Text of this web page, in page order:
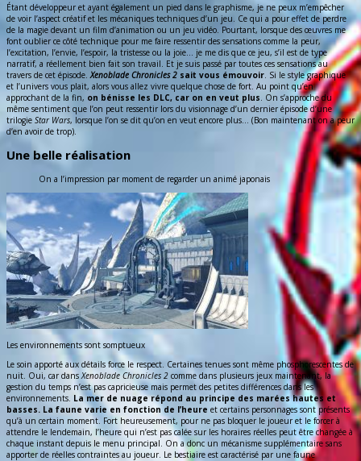
Étant développeur et ayant également un pied dans le graphisme, je ne peux m’empêcher
de voir l’aspect créatif et les mécaniques techniques d’un jeu. Ce qui a pour effet de perdre
de la magie devant un film d’animation ou un jeu vidéo. Pourtant, lorsque des œuvres me
font oublier ce côté technique pour me faire ressentir des sensations comme la peur,
l’excitation, l’envie, l’espoir, la tristesse ou la joie… je me dis que ce jeu, s’il est de type
narratif, a réellement bien fait son travail. Et je suis passé par toutes ces sensations au
travers de cet épisode.Xenoblade Chronicles 2 sait vous émouvoir. Si le style graphique
et l’univers vous plait, alors vous allez vivre quelque chose de fort. Au point qu’en
approchant de la fin, on bénisse les DLC, car on en veut plus. On s’approche du
même sentiment que l’on peut ressentir lors du visionnage d’un dernier épisode d’une
trilogie Star Wars, lorsque l’on se dit qu’on en veut encore plus… (Bon maintenant on a peur
d’en avoir de trop).
Une belle réalisation
On a l’impression par moment de regarder un animé japonais
Les environnements sont somptueux
Le soin apporté aux détails force le respect. Certaines tenues sont même phosphorescentes de
nuit. Oui, car dans Xenoblade Chronicles 2 comme dans plusieurs jeux maintenant, la
gestion du temps n’est pas capricieuse mais permet des petites différences dans les
environnements. La mer de nuage répond au principe des marées hautes et
basses. La faune varie en fonction de l’heure et certains personnages sont présents
qu’à un certain moment. Fort heureusement, pour ne pas bloquer le joueur et le forcer à
attendre le lendemain, l’heure qui n’est pas calée sur les horaires réelles peut être changée à
chaque instant depuis le menu principal. On a donc un mécanisme supplémentaire sans
apporter de réelles contraintes au joueur. Le bestiaire est caractérisé par une faune